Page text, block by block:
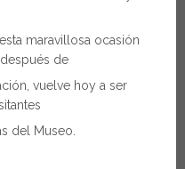
maravillosa ocasión
de
vuelve hoy a ser
del Museo.